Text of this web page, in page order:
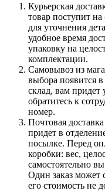
Курьерская
товар поступит на
для уточнения
удобное время
упаковку на
комплектации.
Самовывоз из
выбора появится в
склад, вам придет
обратитесь к
номер.
Почтовая
придет в
посылке. Перед
коробки: вес,
самостоятельно
Один заказ может
его стоимость не